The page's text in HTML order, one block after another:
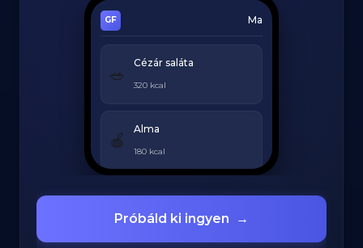
Ma
🥗
Cézár saláta
320 kcal
🍎
Alma
180 kcal
Grillezett csirke
420 kcal
Próbáld ki ingyen →